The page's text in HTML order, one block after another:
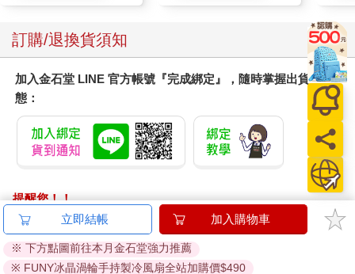
訂購/退換貨須知
加入金石堂 LINE 官方帳號『完成綁定』，隨時掌握出貨動
態：
提醒您！！
金石堂及銀行均不會請您操作ATM! 如接獲電話要求您前往
ATM提款機，請不要聽從指示，以免受騙上當！
退換貨須知：
立即結帳 加入購物車
※ 下方點圖前往本月金石堂強力推薦
※ FUNY冰晶渦輪手持製冷風扇全站加購價$490